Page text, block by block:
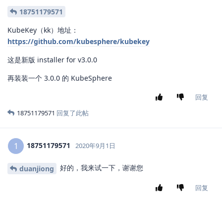
18751179571
KubeKey（kk）地址：
https://github.com/kubesphere/kubekey
这是新版 installer for v3.0.0
再装装一个 3.0.0 的 KubeSphere
回复
18751179571 回复了此帖
1 18751179571 2020年9月1日
duanjiong 好的，我来试一下，谢谢您
回复